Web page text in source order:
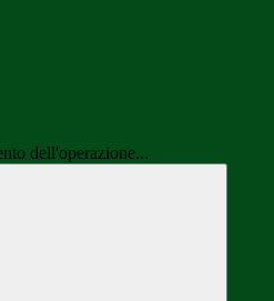
dell'operazione...